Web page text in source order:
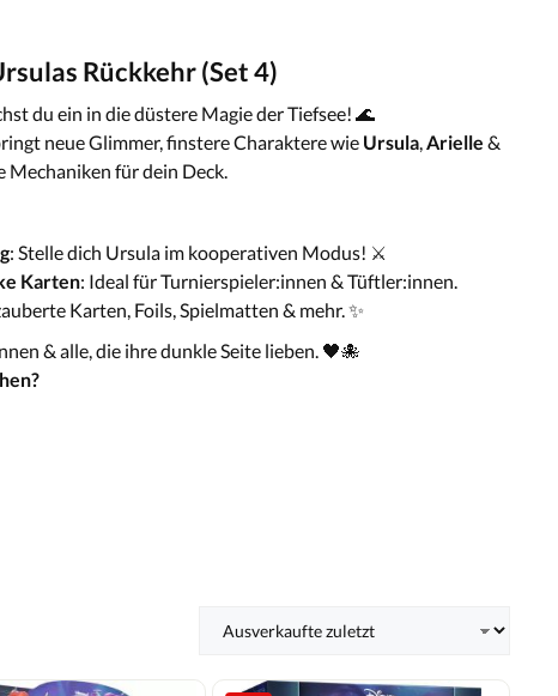
Rückkehr (Set 4)
du ein in die düstere Magie der Tiefsee! 🌊
neue Glimmer, finstere Charaktere wie Ursula Arielle &
Mechaniken für dein Deck.
: Stelle dich Ursula im kooperativen Modus! ⚔️
Karten: Ideal für Turnierspieler:innen & Tüftler:innen.
Karten, Foils, Spielmatten & mehr. ✨
& alle, die ihre dunkle Seite lieben. 🖤🐙